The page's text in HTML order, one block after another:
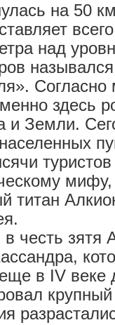
на 50
над
Согласно
здесь
и Земли.
титан
честь зятя
в IV